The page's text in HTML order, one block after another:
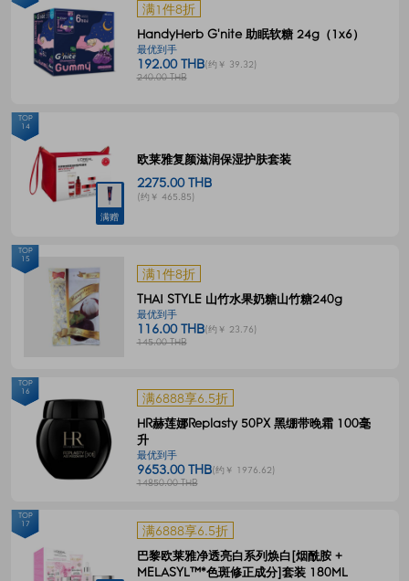
满1件8折
HandyHerb G'nite 助眠软糖 24g（1x6）
最优到手
192.00 THB(约￥ 39.32)
240.00 THB
满赠
欧莱雅复颜滋润保湿护肤套装
2275.00 THB
(约￥ 465.85)
TOP
14
满1件8折
THAI STYLE 山竹水果奶糖山竹糖240g
最优到手
116.00 THB(约￥ 23.76)
145.00 THB
TOP
15
满6888享6.5折
HR赫莲娜Replasty 50PX 黑绷带晚霜 100毫
升
最优到手
9653.00 THB(约￥ 1976.62)
14850.00 THB
TOP
16
满6888享6.5折
巴黎欧莱雅净透亮白系列焕白[烟酰胺 +
MELASYL™*色斑修正成分]套装 180ML
TOP
17